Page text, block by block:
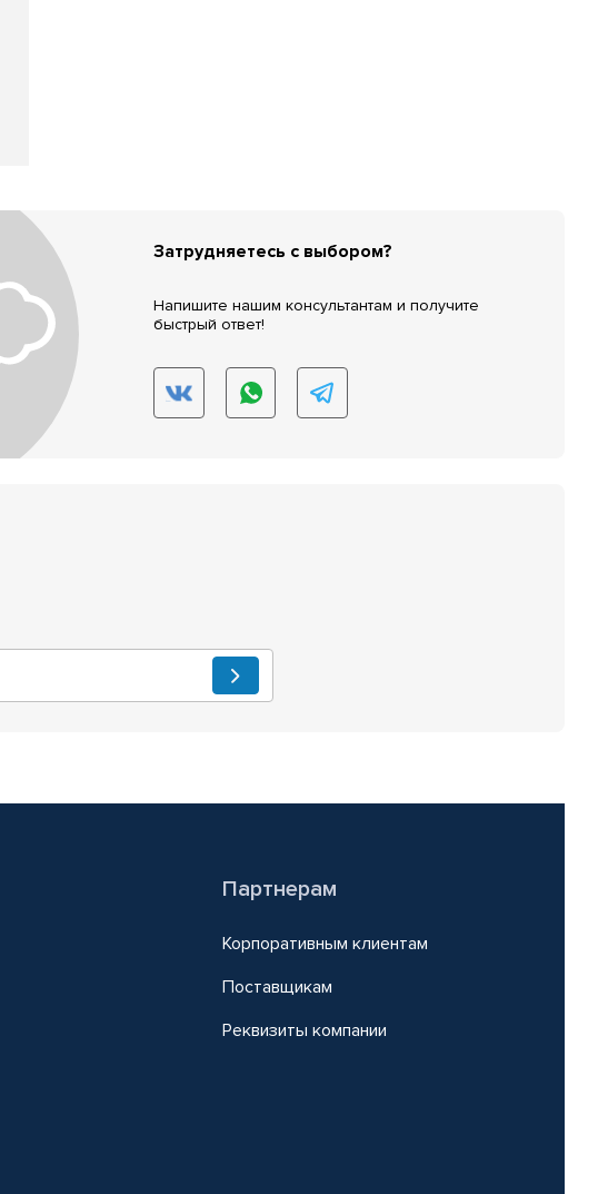
Затрудняетесь с выбором?
Напишите нашим консультантам и получите
быстрый ответ!
Партнерам
Корпоративным клиентам
Поставщикам
Реквизиты компании